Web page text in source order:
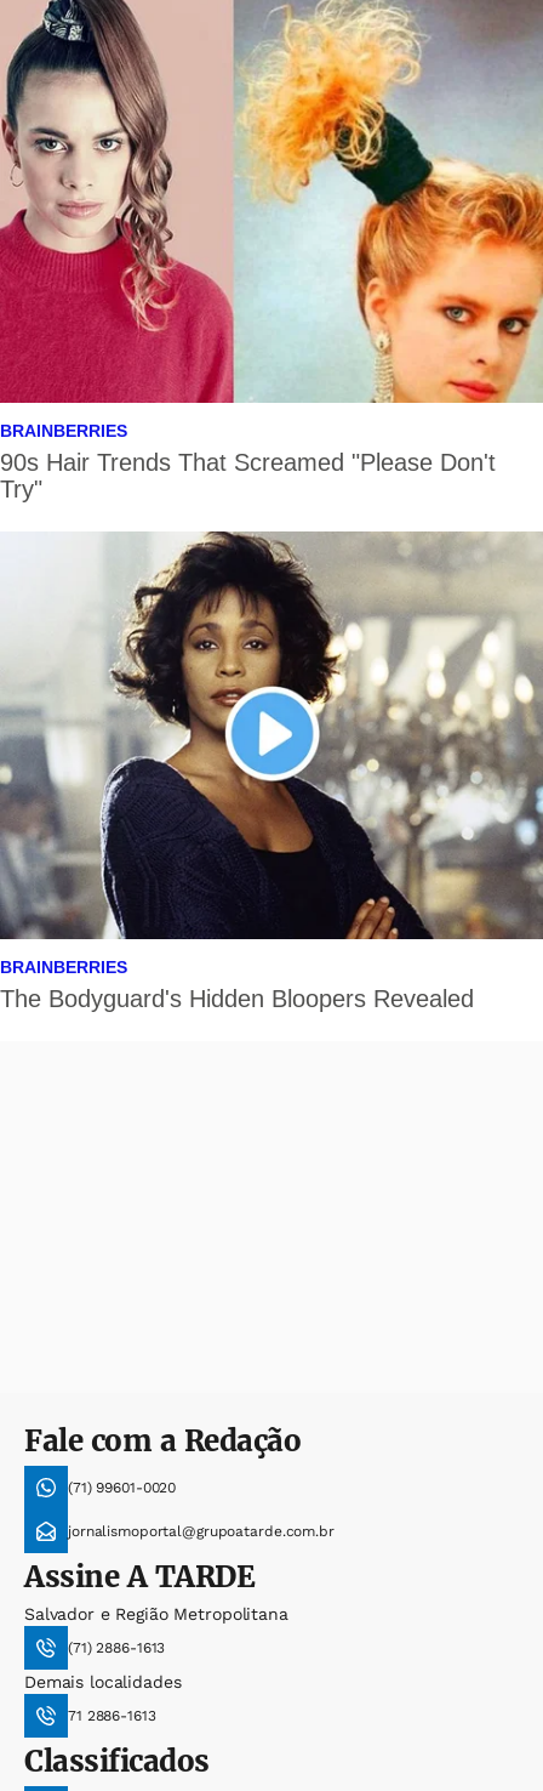
Fale com a Redação
(71) 99601-0020
jornalismoportal@grupoatarde.com.br
AssineA TARDE
Salvador e Região Metropolitana
(71) 2886-1613
Demais localidades
71 2886-1613
Classificados